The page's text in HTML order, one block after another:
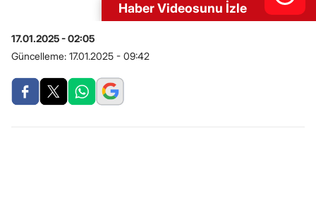
Haber Videosunu İzle
17.01.2025 - 02:05
Güncelleme: 17.01.2025 - 09:42